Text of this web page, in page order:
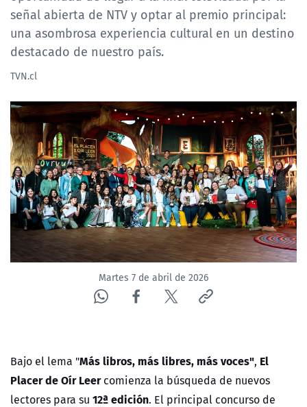
señal abierta de NTV y optar al premio principal:
una asombrosa experiencia cultural en un destino
destacado de nuestro país.
TVN.cl
Martes 7 de abril de 2026
Bajo el lema "Más libros, más libres, más voces", El
Placer de Oír Leercomienza la búsqueda de nuevos
lectores para su 12ª edición. El principal concurso de